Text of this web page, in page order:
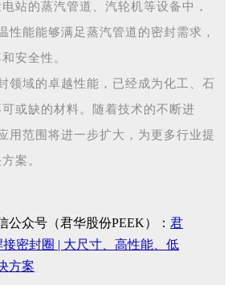
站的蒸汽管道、汽轮机等设备中，
性能能够满足蒸汽管道的密封需求，
安全性。
领域的卓越性能，已经成为化工、石
或缺的材料。随着技术的不断进
用范围将进一步扩大，为更多行业提
案。
公众号（君华股份PEEK）： 君
密封圈 | 大尺寸、高性能、低
方案